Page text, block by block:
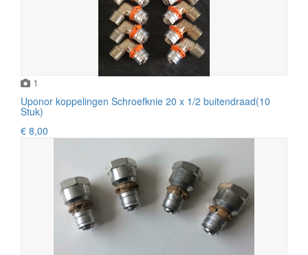
1
Uponor koppelingen Schroefknie 20 x 1/2 buitendraad(10
Stuk)
€ 8,00